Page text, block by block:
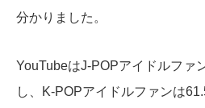
分かりました。
YouTubeはJ-POPアイドルファ
し、K-POPアイドルファンは